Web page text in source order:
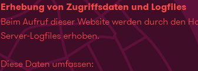
Erhebung von Zugriffsdaten und Logfiles
Beim Aufruf dieser Website werden durch den
Server-Logfiles erhoben.
Diese Daten umfassen: